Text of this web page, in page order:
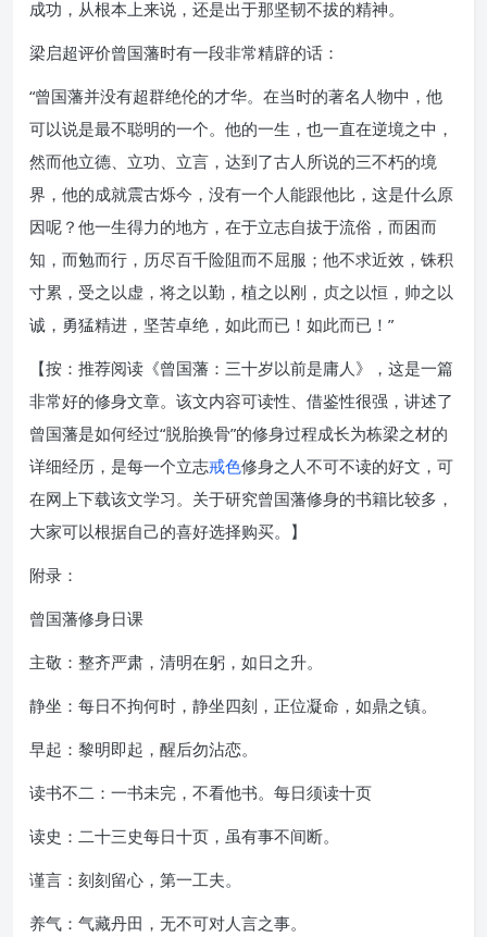
成功，从根本上来说，还是出于那坚韧不拔的精神。
梁启超评价曾国藩时有一段非常精辟的话：
“曾国藩并没有超群绝伦的才华。在当时的著名人物中，他
可以说是最不聪明的一个。他的一生，也一直在逆境之中，
然而他立德、立功、立言，达到了古人所说的三不朽的境
界，他的成就震古烁今，没有一个人能跟他比，这是什么原
因呢？他一生得力的地方，在于立志自拔于流俗，而困而
知，而勉而行，历尽百千险阻而不屈服；他不求近效，铢积
寸累，受之以虚，将之以勤，植之以刚，贞之以恒，帅之以
诚，勇猛精进，坚苦卓绝，如此而已！如此而已！”
【按：推荐阅读《曾国藩：三十岁以前是庸人》，这是一篇
非常好的修身文章。该文内容可读性、借鉴性很强，讲述了
曾国藩是如何经过“脱胎换骨”的修身过程成长为栋梁之材的
详细经历，是每一个立志戒色修身之人不可不读的好文，可
在网上下载该文学习。关于研究曾国藩修身的书籍比较多，
大家可以根据自己的喜好选择购买。】
附录：
曾国藩修身日课
主敬：整齐严肃，清明在躬，如日之升。
静坐：每日不拘何时，静坐四刻，正位凝命，如鼎之镇。
早起：黎明即起，醒后勿沾恋。
读书不二：一书未完，不看他书。每日须读十页
读史：二十三史每日十页，虽有事不间断。
谨言：刻刻留心，第一工夫。
养气：气藏丹田，无不可对人言之事。